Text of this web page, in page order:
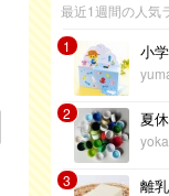
最近1週間の人気
1
小
2 夏
3 離